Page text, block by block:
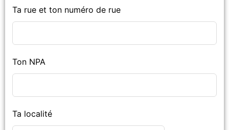
Ta rue et ton numéro de rue
Ton NPA
Ta localité